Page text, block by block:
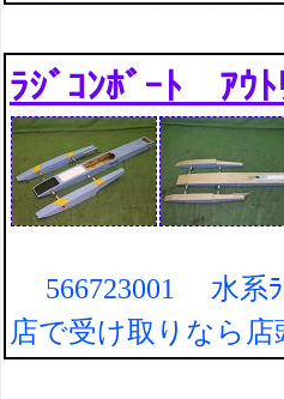
ﾗｼﾞｺﾝﾎﾞｰﾄ ｱｳ
566723001 水系ﾗ
店で受け取りなら店